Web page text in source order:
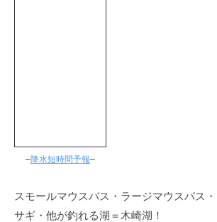
–降水短時間予報–
スモールマウスバス・ラージマウスバス
サギ・他が釣れる湖＝木崎湖！